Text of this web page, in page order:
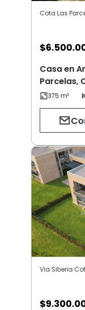
Cota Las
$
Casa en
Parcelas,
Via Siberia
$